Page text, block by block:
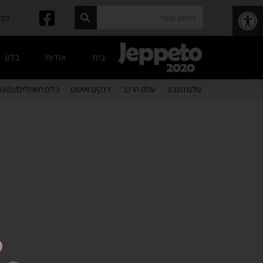
פתח סרגל נגישות
בית אודות בלוג
עולם הצבע עולם הרכב דבקים ואיטום כלים חשמליים/